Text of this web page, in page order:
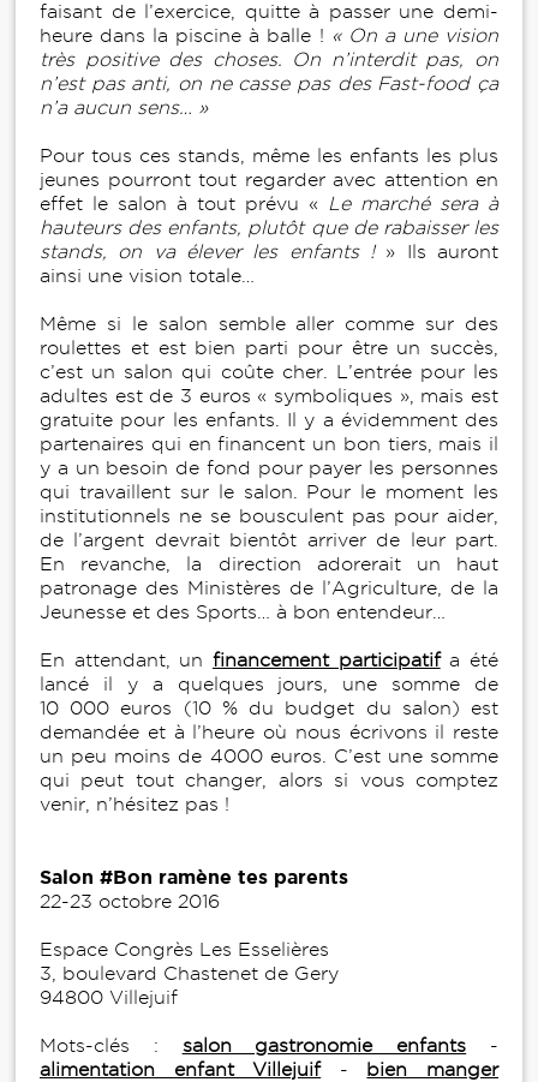
faisant de l’exercice, quitte à passer une demi-
heure dans la piscine à balle ! « On a une vision
très positive des choses. On n’interdit pas, on
n’est pas anti, on ne casse pas des Fast-food ça
n’a aucun sens… »
Pour tous ces stands, même les enfants les plus
jeunes pourront tout regarder avec attention en
effet le salon à tout prévu «
Le marché sera à
hauteurs des enfants, plutôt que de rabaisser les
stands, on va élever les enfants ! » Ils auront
ainsi une vision totale…
Même si le salon semble aller comme sur des
roulettes et est bien parti pour être un succès,
c’est un salon qui coûte cher. L’entrée pour les
adultes est de 3 euros « symboliques », mais est
gratuite pour les enfants. Il y a évidemment des
partenaires qui en financent un bon tiers, mais il
y a un besoin de fond pour payer les personnes
qui travaillent sur le salon. Pour le moment les
institutionnels ne se bousculent pas pour aider,
de l’argent devrait bientôt arriver de leur part.
En revanche, la direction adorerait un haut
patronage des Ministères de l’Agriculture, de la
Jeunesse et des Sports… à bon entendeur…
En attendant, un financement participatifa été
lancé il y a quelques jours, une somme de
10 000 euros (10 % du budget du salon) est
demandée et à l’heure où nous écrivons il reste
un peu moins de 4000 euros. C’est une somme
qui peut tout changer, alors si vous comptez
venir, n’hésitez pas !
Salon #Bon ramène tes parents
22-23 octobre 2016
Espace Congrès Les Esselières
3, boulevard Chastenet de Gery
94800 Villejuif
Mots-clés : salon gastronomie enfants -
alimentation enfant Villejuif- bien manger